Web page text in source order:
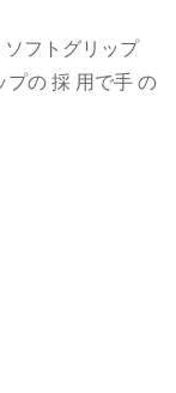
フトグリップ
プの 採 用で手 の